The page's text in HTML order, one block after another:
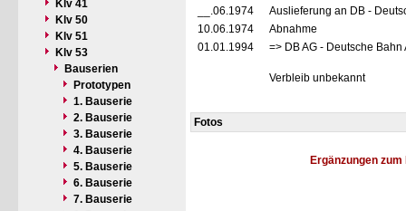
Klv 41
Klv 50
Klv 51
Klv 53
Bauserien
Prototypen
1. Bauserie
2. Bauserie
3. Bauserie
4. Bauserie
5. Bauserie
6. Bauserie
7. Bauserie
__.06.1974
Auslieferung an DB -
10.06.1974
Abnahme
01.01.1994
=> DB AG - Deutsche
Verbleib unbekannt
Fotos
Ergänzungen